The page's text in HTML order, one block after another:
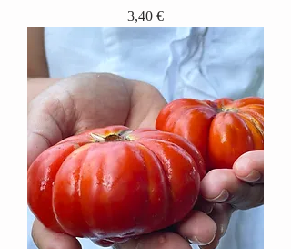
Prix
3,40 €